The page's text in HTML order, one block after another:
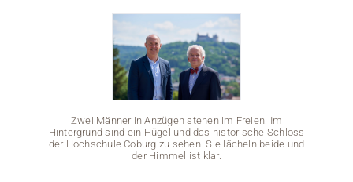
Stellenangebote
Veranstaltungen
Zwei Männer in Anzügen stehen im Freien. Im
Hintergrund sind ein Hügel und das historische Schloss
der Hochschule Coburg zu sehen. Sie lächeln beide und
der Himmel ist klar.